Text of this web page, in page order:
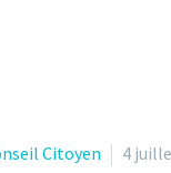
Citoyen 4